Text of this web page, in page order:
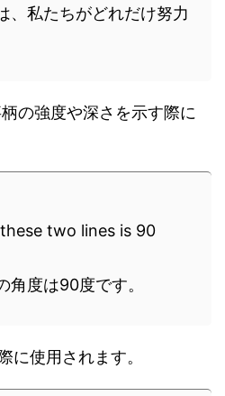
、私たちがどれだけ努力
の強度や深さを示す際に
two lines is 90
角度は90度です。
に使用されます。